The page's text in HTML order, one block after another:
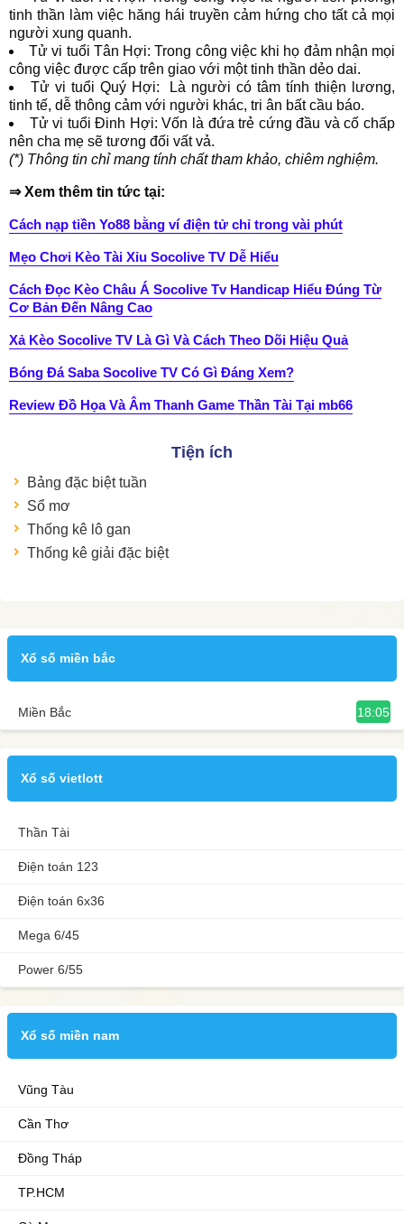
tinh thần làm việc hăng hái truyền cảm hứng cho tất cả mọi
người xung quanh.
Tử vi tuổi Tân Hợi: Trong công việc khi họ đảm nhận mọi
công việc được cấp trên giao với một tinh thần dẻo dai.
Tử vi tuổi Quý Hợi: Là người có tâm tính thiện lương,
tinh tế, dễ thông cảm với người khác, tri ân bất cầu báo.
Tử vi tuổi Đinh Hợi: Vốn là đứa trẻ cứng đầu và cố chấp
nên cha mẹ sẽ tương đối vất vả.
(*) Thông tin chỉ mang tính chất tham khảo, chiêm nghiệm.
⇒ Xem thêm tin tức tại:
Cách nạp tiền Yo88 bằng ví điện tử chỉ trong vài phút
Mẹo Chơi Kèo Tài Xỉu Socolive TV Dễ Hiểu
Cách Đọc Kèo Châu Á Socolive Tv Handicap Hiểu Đúng Từ
Cơ Bản Đến Nâng Cao
Xả Kèo Socolive TV Là Gì Và Cách Theo Dõi Hiệu Quả
Bóng Đá Saba Socolive TV Có Gì Đáng Xem?
Review Đồ Họa Và Âm Thanh Game Thần Tài Tại mb66
Tiện ích
Bảng đặc biệt tuần
Sổ mơ
Thống kê lô gan
Thống kê giải đặc biệt
Xổ số miền bắc
Miền Bắc 18:05
Xổ số vietlott
Thần Tài
Điện toán 123
Điện toán 6x36
Mega 6/45
Power 6/55
Xổ số miền nam
Vũng Tàu
Cần Thơ
Đồng Tháp
TP.HCM